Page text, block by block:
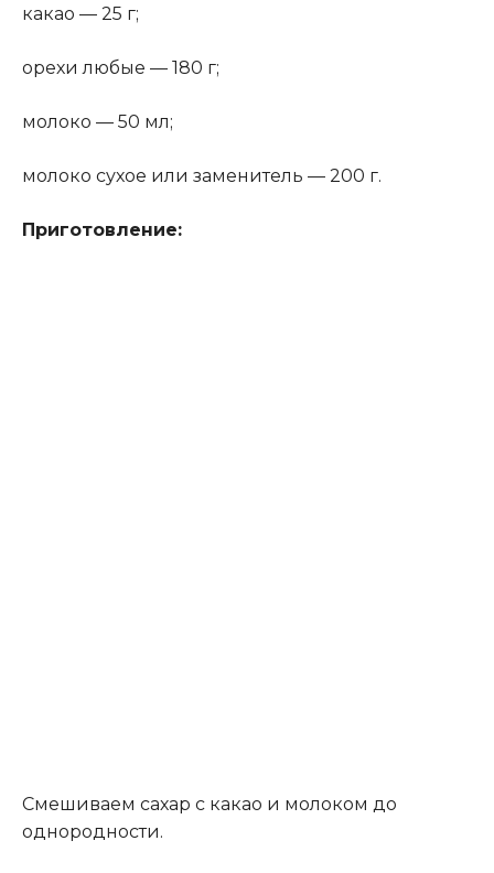
какао — 25 г;
орехи любые — 180 г;
молоко — 50 мл;
молоко сухое или заменитель — 200 г.
Приготовление:
Смешиваем сахар с какао и молоком до
однородности.